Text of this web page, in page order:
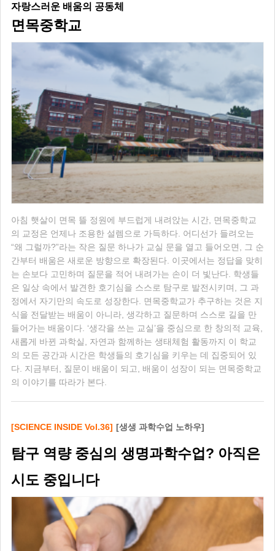
자랑스러운 배움의 공동체
면목중학교
아침 햇살이 면목 뜰 정원에 부드럽게 내려앉는 시간, 면목중학교
의 교정은 언제나 조용한 설렘으로 가득하다. 어디선가 들려오는
“왜 그럴까?”라는 작은 질문 하나가 교실 문을 열고 들어오면, 그 순
간부터 배움은 새로운 방향으로 확장된다. 이곳에서는 정답을 맞히
는 손보다 고민하며 질문을 적어 내려가는 손이 더 빛난다. 학생들
은 일상 속에서 발견한 호기심을 스스로 탐구로 발전시키며, 그 과
정에서 자기만의 속도로 성장한다. 면목중학교가 추구하는 것은 지
식을 전달받는 배움이 아니라, 생각하고 질문하며 스스로 길을 만
들어가는 배움이다. ‘생각을 쓰는 교실’을 중심으로 한 창의적 교육,
새롭게 바뀐 과학실, 자연과 함께하는 생태체험 활동까지 이 학교
의 모든 공간과 시간은 학생들의 호기심을 키우는 데 집중되어 있
다. 지금부터, 질문이 배움이 되고, 배움이 성장이 되는 면목중학교
의 이야기를 따라가 본다.
[SCIENCE INSIDE Vol.36] [생생 과학수업 노하우]
탐구 역량 중심의 생명과학수업? 아직은
시도 중입니다